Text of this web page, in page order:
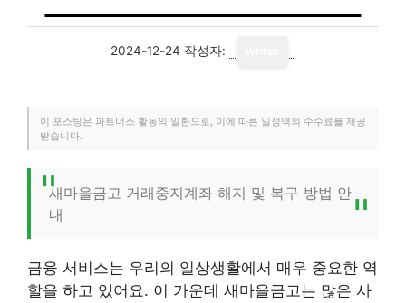
2024-12-24 작성자:
이 포스팅은 파트너스 활동의 일환으로, 이에 따른 일정액의 수수료를 제공
받습니다.
새마을금고 거래중지계좌 해지 및 복구 방법 안
내
금융 서비스는 우리의 일상생활에서 매우 중요한 역
할을 하고 있어요. 이 가운데 새마을금고는 많은 사